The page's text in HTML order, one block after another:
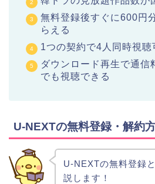
無料登録後すぐに600円
らえる
1つの契約で4人同時視聴
ダウンロード再生で通信
でも視聴できる
U-NEXTの無料登録・解約
U-NEXTの無料登録
説します！